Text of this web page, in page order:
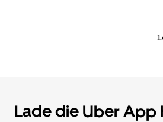
Lade die Uber App